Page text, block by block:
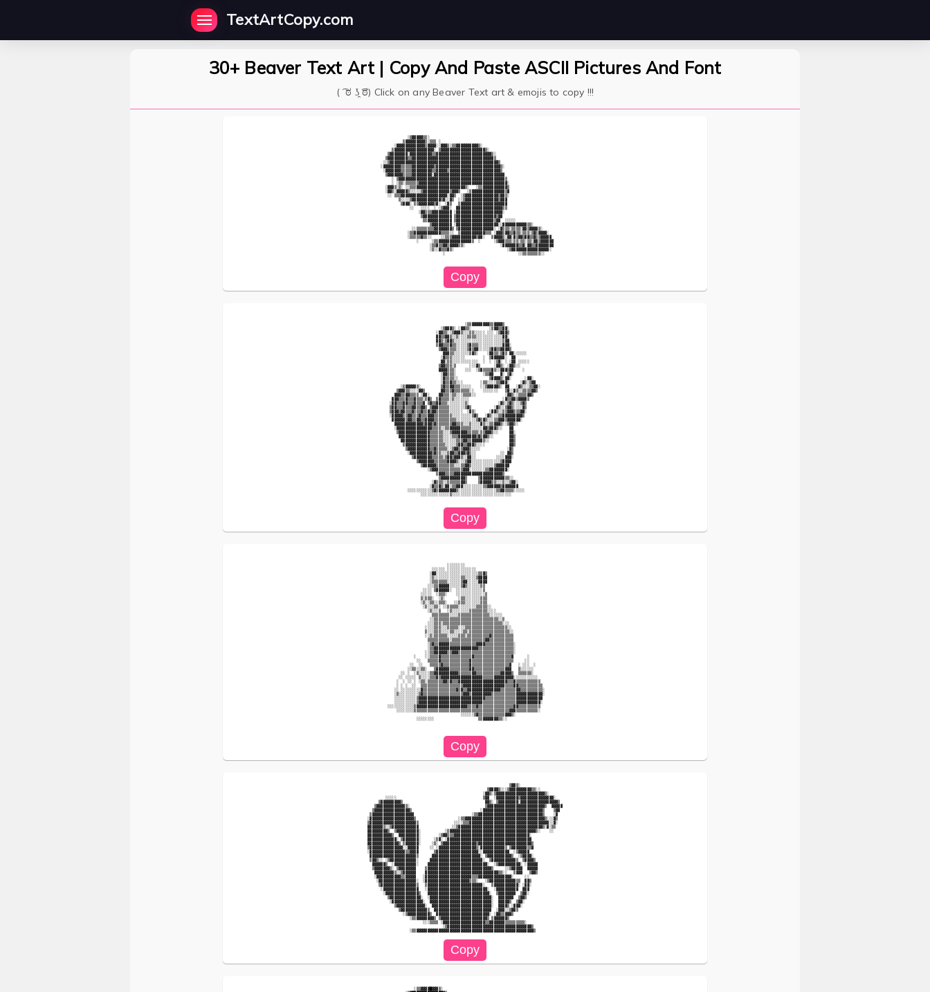
TextArtCopy.com
30+ Beaver Text Art | Copy And Paste ASCII Pictures And Font
( ͡ ಠ ʖ̯ ͡ಠ) Click on any Beaver Text art & emojis to copy !!!
                  ░▒▓▓▓▓▓▒▒░
                ▒▓▓▓▓▓▓▓▓▓▒░▒▒▒ ░
            ░▓▓▓▓▓▓▓▓▓▓▓▓▓▒▓▓▓▓░░▓▓▓▒░▒▒▓▓▓▓▓▓▓▓▓▓▒░
           ▒▓▓▓▓▓▓▓▓▓▓▓▓▓▓▓▓▓▓░ ▒▓▓▓▓▓▓▓▓▓▓▓▓▓▓▓▓▓▓▓▓▒░
         ▒▓▓▓▓▓▓▓▓░▓▓▓▓▓▓▓▓▓▓▒▒▓▓▓▓▓▓▓▓▓▓▓▓▓▓▓▓▓▓▓▓▓▓▓▓▓▒░
        ▒▓▓▓▓▓▓▓▓▓▒▒▓▓▓▓▓▓▓▓▓▓▓▓▓▓▓▓▓▓▓▓▓▓▓▓▓▓▓▓▓▓▓▓▓▓▓▓▓▒
       ░░▒▓▓▓▓▓▓▓▓▓▓▓▓▓▓▓▓▓▓▓▓▓▓▓▓▓▓▓▓▓▓▓▓▓▓▓▓▓▓▓▓▓▓▓▓▓▓▓▓▓▒
      ░▓▓▓▓▓▓▓▓▒▒▒▒▒▓▓▓▓▓▓▓▓▓▓▒▓▓▓▓▓▓▓▓▓▓▓▓▓▓▓▓▓▓▓▓▓▓▓▓▓▓▓▓▓▒░
       ░▓▓▓▓▓▓▓▒▒▒▒▒▓▓▓▓▓▓▓▓▓▒▒▓▓▓▓▓▒▓▓▓▓▓▓▓▓▓▓▓▓▓▓▓▓▓▓▓▓▓▓▓▒
        ▒▓▓▓▓▓▓▓▒▒▒▒▓▓▓▓▓▓▓▓▓░▓▓▓▓▓▓▓▓▓▓▓▓▓▓▓▓▓▓▓▓▓▓▓▓▓▓▓▓▓▓▓▓
           ░ ▒▓▓▓▓▓▓▓▓▓▓▓▓▓▓▓▓▓▓▓▓▓▓▓▓▓▓▓▓▓▓▓▓▓▓▓▓▓▓▓▓▓▓▓▓▓▓▓▓▒
           ░ ░▒▒░▒▒▒▒▒▒▓▓▓▓▓▓▓▓▓▓▓▓▓▓▓▓▓▓▓▓▓▓▓▓▓▓▓▓▓▓▓▓▓▓▓▓▓▓▓▓░
        ░▓▓▓▒░▒░ ░░▒▒▒▓▓▓▓▓▓▓▓▓▓▓▓▓▓▓▓▓▓▓▓▓▓▒░   ░▒▒▓▓▓▓▓▓▓▓▓▓▓▒
        ░▓▓▒░▓▓▓▓▓▒░░░░░▒▓▓▓▓▓▓▓▓▓▓▓▓▒▓▓▓▒   ░▒▓▓▓▓▓▓▓▓▓▓▓▓▓▓▓▒▓
         ░░ ▒▒▒▓▓▓▓▓▓▓▓▓▓▓▓▓▓▓▓▓▓▓▓▓░▓▓▒  ░▒▓▓▓▓▓▓▓▓▓▓▓▓▓▓▓▒▓▓▒░
              ▒░░░░▒▓▓▓▓▓▓▓▓▓▓▓▓▓▒▓░░▓▒  ░░▒▓▓▓▓▓▓▓▓▓▓▓▓▓▓▓▒▓▓▓
               ▒▓▓▓░ ▒▒▓▓▓▓▓▓▓▒▓░  ░▓▒   ▒▓▓▓▓▓▓▓▓▓▓▓▓▓▓▓▓▓▓▓▓▓
                   ░░   ░░░░  ░ ░▒▓▓▓░  ▓▓▓▓▓▓▓▓▓▓▓▓▓▓▓▓▓▓▓▓▓▒▒
                       ░▓▓▒▒▒▓▓▓▓▓▓▓▓▓ ░▓▓▓▓▓▓▓▓▓▓▓▓▓▓▓▓▓▓▓▓▓░
                        ▒▓▓▓▓▓▓▓▓▓▓▓▓▓ ▒▓▓▓▓▓▓▓▓▓▓▓▓▓▓▓▓▓▓▒▓▓
                         ▒▒▓▓▓▓▓▓▓▓▓▓▓ ▒▓▓▓▓▓▓▓▓▓▓▓▓▓▓▓▓▓▒▓▓  ░░░░░
                            ▒▓▓▓▓▓▓▓▓▓ ░▓▓▓▓▓▓▓▓▓▓▓▓▓▓▓▓▓▓▓░░▓▓▓▓▓▓▓▓▓▓▓▒▒░
                    ░░▒▒▒▒▒▒▒▒▓▓▓▓▓▓▓▓▒ ▒▓▓▓▓▓▓▓▓▓▓▓▓▓▓▓▓░ ░▓▒▒▒░▒▒▒▒░▓▓▒▓▓▓▓▒░
                  ░▒▒▓▓▓▓▓▓▓▓▓▓▓▓▒▒▒▒░░  ▒▓▓▓▓▓▓▓▓▓▓▓▒▒▒ ░▓▓▓▒▓▓▒▒▓▒▒░▒▒▒░▒▓▒▓▓▓▓░
                  ░▒▒▒▒▒▓▒▒░░    ░░▒▒▒▓▓▓▓▓▓▓▓▓▓▓▒▓▓░   ▒▓▓▓▓▒░▓▓░▓▒▓▓▒▓▓▒▒▓▒▒▓▓▓▓▓
                      ░      ░▒▒▓▓▓▓▓▓▓▓▓▓▓▓▓▓▓▒  ░      ░▒▓▓▓▒▒▒░▒▒░▒▒░▒▒░▓▓▒▓▓▓▓▓▓
                            ░▒▒▓▒▒▓▓▒▓▓▓▓▒▒░                ░▓▓▓▓▓▓▓▒▒▓░▓▓▒▒▓▓▓▓▓▓▓▓
                            ░▒░░▓▒▒▒▓▒░                        ░▒▓▓▓▓▓▓▓▓▓▓▓▓▓▓▓▓▓░
                                  ░                                 ░░▒▒▒▒▒▒▒▒░░
                                            ░▒▒▓▓▓▓▓▓▓▓▒▒▓▓▓▓▒
                                 ░▒▓▓▓▒░ ░▓▓▒▒░        ░▒▓▓▒▒▓▓░
                               ░▓▓▒▒░░▒▓▓▓▒░░░▒▒░░░░░ ░░░ ░▒▓▓▓▒
                               ▓▓▒▒▓▓▒░░▒░░░░▒▒▒▒░░░░░░░░░░░░▓▓░
                               ▓▓▒░▒▓▓▒░░░░░░░░░░░░░░░░░░░░░░▒▓▓
                               ▒▓▓▒▒▒▓▒▒░░░░░▒▓▒▒▒░░░░░░░░░░░▓▓▓░
                                ▒▓▓▓▒▒▒▒░░░░░▒▓▒▓▓░░░░░▒▓▓▒▒▓▓▓▓▒
                                  ▓▓▓▒▒░░░░░░░▒▓▒░    ░▓▓▒▒░▒▓▒ ▓▓░░░░░░
                                 ░▓▒▒▒░░░░░░        ░  ▒▓▓▓▓▓▓░  ▓▓
                                 ▓▓░▒▒░░░░░░░░░░░░  ░  ░ ░▒▓░ ░ ░▓▓ ░░░░░
                                ▒▓▓▒▒▒░▒      ░░░▓▒      ░▓▓▒░ ░▓▓▒░░
                                ▓▓▓▓▒▒▒░    ░░░  ░▒▓▒▒▒▒▓▒░░▓▓▓▒▓▓    ░
                                 ░▓▓▒▒▒░            ░▒▒▓▓   ▓░ ▒▓░
                                 ░▓▒▒▒▒░░              ▒▓▓▓▓▒░▓▓░      ░▓▓░
                                 ░▓▒▒▓▒▒░░░        ░▒▒░░░░▒▒▓▓▓░     ░▓▒░▒▓▓
               ░▒▓▓▓▓▓▒░         ▒▓▒▒▓▓▒▒▒░░░░░    ░░▒▓▓▓▓▓▒░ ▓▓   ░▓▒░░░▒▒▓▓░
             ▒▓▓▓▒▒░░░░▓▓▒       ▓▓▒▒▒▓▒▒▒▒▒▒▒░░    ░░░░░░░   ▒▓░░▓▒░░▒▒▒▒▓▓▒
            ▓▓▓▒▒▓▓▒▒▒▒ ░▓▓░    ▓▓▒▒▒░▒▒░░░▒▒▒▒░░             ░▓▓▒░░▒▒▒▒▓▓▒
           ▓▓▓▒▒▒▓▒▒▒▓▒▒▒░▒▓▒  ▒▓▒▒▒▒░▒░░░░░░░               ░▓▒▒▓▓▒▓▓▓▓▒
          ░▓▓▒▒▒▓▓▒▒▒▓▒▒▒▓ ▒▓▒▒▓▓▒▒▒░░░░░░░░▒░             ░▓▒░▒▓▒░░░▒▓▒
          ▒▓▓▒▒▒▓▒▒▒▓▓▒▒▓▓▒ ▒▓▓▓▒▒▒▒▒░░░░░░░▒▓▒          ░▓▒░░▒▓▓▒░░░░▓▒
          ▒▓▓▓▒▓▓▒▒▒▓▒▒▒▓▒▒▓▒▓▓▒▒▒▒▒▒░░░░░░  ░▓▒░      ░▓▓▒░░▒▒▓▓▓▒▒▒▓▓░
          ░▓▓▓▓▓▒▒▓▓▒▒▒▓▒▒▒▓▓▓▒▒▒▒▒▒▒▒░░░░░░░░░▒▓▒   ░▓▒░░░▒▒▓▓▓▓▓▓▓▓▓▒
           ▓▓▓▓▓▓▒▓▓▒▒▓▓▒▒▓▓▓▓▒▒▒▒▒▒▒▒▒▒░░░░░░░░░▒▓▒▓▒░░░▒▒▓▓▓▒▓▓▓▓▓▓░
            ▓▓▓▓▓▓▓▓▓▓▓▓▓▒▓▓▓▒▓▒▒▒▒▒▒▒▓▓▒▒▒░░░▒░░░░▓▒░░▒▒▓▓▓▒░░▒▓▓▒░
            ░▓▓▓▓▓▓▓▓▓▓▓▓▓▓▓▓▒▒▒▒░░▒▒▓▓▓▓▓▒▒▒▒▒░░░░░▓▓▒▓▓▓▒░░   ▓▓
             ▒▓▓▓▓▓▓▓▓▓▓▓▓▓▓▒▒▒▒▒▒░░░▒▓▓▓▓▓▓▓▒▒▒▒▒░▒▒▓▓▓▒░░     ▓▓░
              ▓▓▓▓▓▓▓▓▓▓▓▓▓▓▒▒▒▒▒▒░░░░▒▒▒▓▓▓▓▓▓▓▓▒▓▒▓▓▒░░       ▓▓▒
               ▓▓▓▓▓▓▓▓▓▓▓▓▓▒▒▒▒▒▒░░░░░░▒▒▒▓▓▒▒▓▓▓▓▓▒░░         ▓▓▒
                ▒▓▓▓▓▓▓▓▓▓▓▓▒▒▒▒▒▒▒░░░░░▒▓▓▒▒▓▓▓▒░░░░           ▓▓▒
                 ▒▓▓▓▓▓▓▓▓▓▓▒▒▓▒▒▒▒▒░░▒▓▓▒▒▓▓▓▒░░░░            ░▓▒
                  ░▓▓▓▓▓▓▓▓▓▓▒▓▒▒░░░▒▓▓▒▒▓▓▓▒▓▒░░           ░░ ▓▓▒
                    ▒▓▓▓▓▓▓▓▓▒▒▒▒▒░▒▓▓▒▓▓▓▒░░▓▓░░         ░░░░▓▓▓░
                      ▒▓▓▓▓▓▓▓▒▒▒▒▒▒▓▓▓▓▒░░░▒▓▓░░░░░░░░░░░░░▒▓▓▓▓
                        ▒▓▓▓▓▓▓▒▒▒▒▒▒▒▒░░░▒▒▓▓▒░░░░░░░░░░▒▓▓▓▓▓▓
                           ░▒▓▓▓▒▒▒▒▒▒▒▒▒▒▒▓▓▓░░░░░░░▒▒▓▓▓▓▓▓▓▓░
                               ▒▓▓▓▒▒▒▒▓▓▓▓▓▓▓▓▓▓▓▓▓▓▓▓▓▓▓▓▓▓▒
                                ▒▓▓▓▓▓▓▓▓▓▓▓▒     ▒▓▓▓▓▓▓▓▓▓▓▓▒▒░░
                             ░▓▒▒▒░░▒▒▒▒▒▒▓▓▒     ▒▓▓▓▓▓▒▒░░░▒░░▒▓▓░
                            ░▓▒▒▓▒░▓▓░▒▒▓▓▓░░░░░░░░░▒▒▓▓▓▓▓▓▒▓▓▓▓▓▓▓
                  ░░░░░░░░░░░▒▓▒▓▓▓▓▓▓▓▓▒░░░░░░░░░░░░░░░░░▒▒▓▓▒▒▒▒░░░░░
                        ░░░░░░░░░░░░░▒░░░░░░░░░░░░░░░░░░░░░░░░░░░
                                    ░░░░░░░░
                             ░░░░░░ ░░░░░░░░░░░░░
                            ░▓▓░░░░░░░░░░░░░░░░░░░▒▒▓▒
                            ░▒░░░░░░░░░░░░▒▒░░░░░▒▓▓▓▓
                            ░▒▒▒▒▒▒▒░░░░░░▒▓▓░░░░░▓▓▓▓
                           ░░░▒▒▓▓▓▓▓░░░░░▒▓▒░░░░░░▒▒
                         ░░░░ ▒▓▓▓▓▓▓░  ░░░░░░░░░░░░▒
                        ░░░░░  ░▒▒▒░    ░░░░░░░░░░░░░▒
                        ▒░▒▒▒░  ░▒░      ░▒▒░░░░░░░▒▒▒
                        ░▒░░▒▒░░▒▒▒░   ░░▒▒▒░░░░░░░▒▒▒
                         ░▒░░░▒▒░ ░░▒▒▒▒▒░░░░░░░░▒▒▒▒▒░░
                           ░▒░░░▒   ░▒░░░░░░░░▒▒▒▒▒▒▒▒░░░░
                             ▒▒▒▒▒▒▒▒░░░░▒▒▒▒▒▒▒▒▒▒▒▒▒▒░░░░░░
                            ░░▒▒▒▒▒▒▒▒▒▒▒▒▒▒▒▒▒▒▒▒▒▒▒▒▒▒▒▒▒░░▒
                           ░░░▒▒▒░▒▒▒▒▒▒▒▒▒▒▒▒▒▒▒▒▒▒▒▒▒▒▒▒▒▒▒░░░
                          ░░░░▒▒▒░░░▒▒▒▒▒░░░▒▒▒▒▒▒▒▒▒▒▒▒▒▒▒▒▒▒▒░░
                          ▒░░░▒▒▒░░░░▒▒░░░░▒▒░▒▒▒▒▒▒▒▒▒▒▒▒▒▒▒▒▒▒░░
                          ░░▒░▒▒▒▒▒▒░░░░░▒▒▒░▒▒▒▒▒▒▒▒▒▒▓▒▒▒▒▒▒▒▒▒▒
                           ▒▒▒▒▒▒▒▒▒▒░▒▒▒▒▒▒▒▒▒▒▒▒▒▒▒▓▓▒▒▒▒▒▒▒▒▒▒▒
                           ░▒▓▒▒▓▓▓▓▓▒▒▒▒▒▒▒▒▒▒▒▒▓▓▓▓▒▒▒▒▒▒▒▒▒▒▒▒▒░
                           ░▒▒▓▓▓▓▓▓▓▓▓▓▓▓▓▓▓▓▓▓▓▓▒▒▒▒▒▒▒▒▒▒▒▒▒▒▒▒░
                          ░░▒▒▓▓▓▓▓▓▒▒▓▓▓▒▒▒▒▒▒▒▒▒▒▒▒▒▒▒▒▒▒▒▒▒▒▒▒▒░
                     ░    ░░▒▒▒▒▓▒▒▒▒▒▒▒▒▒▒▒▒▒▒▓▒▒▒▒▒▒▒▒▒▒▒▒▒▒▒▒▒▓      ░
                      ░░   ▒▒▒▒▒▓▒▒▒▒▒▒▒▒▒▒▒▒▒▓▒▒▒▒▒▒▒▒▒▒▒▒▒▒▒▒▒▒▒     ░░
                   ░░  ░░   ▒▒▒▒▒▓▒▒▒▒▒▒▒▒▒▒▒▒▓▒▒▒▒▒▒▒▒▒▒▒▒▒▒▒▒▒▓   ░ ░░░  ░
                  ░░▒▒░░▒▒░   ▒▓▓▓▓▓▓▒▒▒▒▒▒▒▒▒▓▓▒▒▒▒▒▒▒▒▒▒▒▒▒▒▓▓▓   ▒░░░░░░
               ░░ ░  ░▒░░░░░▒▒▓▓▓▓▓▓▓▓▓▓▓▒▒▒▒▒▒▓▓▒▒▒▒▒▒▒▒▒▒▒▓▓▓▓▓▒  ▒▒▒▒▒▒░
              ░░ ░░░░░ ▒░░░░▒▒▒▓▒▓▓▓▓▓▓▓▓▓▓▓▓▓▓▓▓▓▓▓▒▒▒▒▒▓▓▓▓▓▓▓▓▓░░░░░░░░░░░
             ░  ░ ░░ ░ ░▒▒░▒▒▒▒▒▒▒▓▓▒▓▒▒▒▓▓▓▓▓▓▓▓▓▓▓▓▓▓▓▓▓▓▓▓▓▓▒▒▒▓▒▒▒▒▒▒▒▒▒▒▒
             ░ ░ ░  ░░  ▒▒▒▒▒▒▒▒▒▒▒▒▒▒▒▒▒▒▒▓▓▓▓▓▓▓▓▓▓▓▓▓▓▓▓▓▓▓▒▒▒▒▓▓▒▒▒▒▒▒▒▒▒▒▒
            ░░ ░░░░░░░░░▓▒▒▒▒▒▒▒▒▒▒▒▒▒▒▒▓▒▓▒▒▓▓▓▓▓▓▓▓▓▓▓▓▓▓▓▒▒▒▒▒▒▒▓▓▒▒▒▒▒▒▒▒▒▒░
            ░▒░░░░░░░░░▒▓▒▒▒▒▒▒▒▒▒▒▒▒▒▒▒▒▒▒▓▓▓▒▓▓▓▓▓▓▓▓▓▒▒▒▒▒▒▒▒▒▒▒▓▓▓▓▓▓▓▓▓▓▓▓░
            ░░░░░░░░░░▒▓▓▓▓▓▓▓▓▓▓▓▓▓▓▓▓▓▓▓▓▓▓▓▓▓▓▓▓▓▓▒▒▒▒▒▒▒▒▒▒▒▒▒▒▓▓▓▓▓▓▓▓▓▓▓▓
            ░░░░░░░░░░▒▓▓▓▓▓▓▓▓▓▓▓▓▓▓▓▓▓▓▓▓▓▓▓▓▓▓▓▓▓▒▒▒▒▒▒▒▒▒▒▒▒▒▒▒▓▓▓▓▓▓▓▓▓▓▓░
         ░░░░░░░░░░░░▒▓▓▓▓▓▓▓▓▓▓▓▓▓▓▓▓▓▓▓▓▓▓▓▒▒▒▒▓▒▒▒▒▒▒▒▒▒▒▒▒▒▒▒▒▓▓▒▒▒▒▒▒▒▒▒▒
             ░░░░░░░░▒▒▒▒▒▒▒▒▒▒▒▒▒▒▒▒▒▒▒▒▒▒▒▒▒▒▒▒▒▒▒▒▒▒▒▒▒▒▒▒▒▒▒▓▓▓▒▒▒▒▒▒▒▒▒▒░
                                          ░░░░░░▒▓▒▒▒▒▒▒▒▒▒▒▒▒▓▓▓▒░
                      ░░░░░░░░                    ▒▒▓▓▓▓▓▓▓▒▒░░
                                                                ▒▓▓▒░
                                                      ▒▓▓▓▓▒░░░▒▓▓▓▓▓▓▓▓▓▓▒▒░░
                                                    ░▓▓▒░▒▓▓▓▓▓▓▓▓▓▓▓▓▓▓▓▓▓▓▓▓▓▓▒░
        ░░░░░                                       ▒▓▓  ░▓▓▓▓▓▓▓▓▓▓▒▓▓▓▓▓▓▓▓▓▓▓▓▓▓▓░
     ▒▓▓▓▓▓▓▓▓▓▒                                     ▓▓▒░ ▒▓▓▓▓▓▓▓▓▓░▓▓▓▓▓▓▓▓▓▓▓▓▓▓▓▓▓▒
   ▒▓▓▓▓▓▓▓▓▓▓▓▓▓▒░                                  ▒▓▓▓▓▓▓▓▓▓▓▓▓▓▓▓▓▓▓▓▓▓▓▓▓▓▓▒  ▓▓▓▓▓
  ▒▓▓▓▓▓▓▓▓▓▓▓▓▓▓▓▓▒                               ░▓▓▓▓▓▓▓▓▓▓▓▓▓▓▓▓▓▓▓▓▓▓▓▓▓▓▓▒    ▒▓▓
▒▓▓▓▓▓▓▓▓▓▓▓▓▓▓▓▓▓▓▓                          ░▒▒▓▓▓▓▓▓▓▓▓▓▓▓▓▓▓▓▓▓▓▓▓▓▓▓▓▓▓▓▓▒    ░▓
░▓▓▓▓▓▓▓▓▓▓▓▓▓▓▓▓▓▓▓▓▒                   ░▒▒▓▓▓▓▓▓▓▓▓▓▓▓▓▓▓▓▓▓▓▓▓▓▓▓▓▓▓▓▓▓▓▓▓▓▓▓▒░░░▓▒
▒▓▓▓▓▓▓▓▓▓▓▓▓▓▓▓▓▓▓▓▓▓▒                ░░░░▒▒▒▓▓▓▓▓▓▓▓▓▓▓▓▓▓▓▓▓▓▓▓▓▓▓▓▓▓▓▓▓▓▓▓▓▓▓▓░░▓░
▓▓▓▓▓▓▓▒░░▒▓▓▓▓▓▓▓▓▓▓▓▓               ░░▒▓▓▓▓▓▓▓▓▓▓▓▓▓▓▓▓▓▓▓▓▓▓▓▓▓▓▓▓▓▓▓▓▓▓▓▓▓▓▒░▓░▒▒
▓▓▓▓▓▓▓▓▓▒  ▒▓▓▓▓▓▓▓▓▓▓░           ░▒▓▓▓▓▓▓▓▓▓▓▓▓▓▓▓▓▓▓▓▓▓▓▓▓▓▓▓▓▓▓▓▓▓▓▓▓▓▓▓▒░    ░░
▓▓▓▓▓▓▓▓▓▓▓▒  ▓▓▓▓▓▓▓▓▓░        ░▒▓▓▒▒▒▓▓▓▓▓▓▓▓▓▓▓▓▓▓▓▓▓▓▓▓▓▓▓▓▓▓▓▓▓▓▓▓▓▓░
▓▓▓▓▓▓▓▓▓▓▓▓▓░ ▒▓▓▓▓▓▓▓░      ░▒▓░ ░▓▓▓▓▓▓▓▓▓▓▓▓▓▓▓▓▓▓▓▓▓▓▓▓▓▓▓▓▓▓▓▓▓▓▓▓▓▓
▓▓▓▓▓▓▓▓▓▓▓▓▓▓▒ ▒▓▓▓▓▓▓░     ░▒░ ▒▓▓▓▓▓▓▓▓▓▓▓▓▓▓▓▒▓▓▓▓▓▓▓▓▓▓▓▓▓▓▓▓▓▓▓▓▓▓▓▓▒
▒▓▓▓▓▓▓▓▓▓▓▓▓▓▓▓░░▓▓▓▓▓     ░░ ░▓▓▓▓▓▓▓▓▓▓▓▓▓▓▓▓▓▒░▓▓▓▓▓▓▓▓▓▓▓▒ ▒▓▓▓▓▓▓▓▒▒▓
░▓▓▓▓▓▓▓▓▓▓▓▓▓▓▓▓▒▒▓▓▓▓       ▒▓▓▓▓▓▓▓▓▓▓▓▓▓▓▓▓▓▓▓░░▓▓▓▓▓▓▓▓▓▓▓▓  ░▒▓▓▓▓▓
▓▓▓▓▓▓▓▓▓▓▓▓▓▓▓▓▓▓▓▓▓▒      ▓▓▓▓▓▓▓▓▓▓▓▓▓▓▓▓▓▓▓▓▓▓░ ▒▓▓▓▓▓▓▓▓▓▓▓▒  ░▒▓▓▓▓░
▒▓▓▒░░ ░▒▓▓▓▓▓▓▓▓▓▓▓▓░     ▓▓▓▓▓▓▓▓▓▓▓▓▓▓▓▓▓▓▓▓▓▓▓▓░  ▒▓▓▓▓▓▓▓▓▓▓▓▒  ▒▓▓▓▓▒
  ▓▓▓▓▓▓▒  ░▓▓▓▓▓▓▓▓▓▓░    ▓▓▓▓▓▓▓▓▓▓▓▓▓▓▓▓▓▓▓▓▓▓▓▓▓▓▓░  ░▒▓▓▓▓▓▓▓▓▓▓░ ░▓▓▓▓▓
  ▒▓▓▓▓▓▓▓▒░ ▒▓▓▓▓▓▓▓▓    ▒▓▓▓▓▓▓▓▓▓▓▓▓▓▓▓▓▓▓▓▓▓▓▓▓▓▓▓▓▓▒     ░░▒▓▓▓▓▓  ▓▓▓▓▓
   ▓▓▓▓▓▓▓▓▓▒░░▒▓▓▓▓▓▓    ▓▓▓▓▓▓▓▓▓▓▓▓▓▓▓▓▓▓▓▓▓▓▓▓▓▓▓▓▓▓▓▓▓▒▒░░   ▒▓▓▓   ▒▓▓▒
   ░▓▓▓▓▓▓▓▓▓▓▓▒▒▓▓▓▓▓   ░▓▓▓▓▓▓▓▓▓▓▓▓▓▓▓▓▓▓▓▓▓▒▒▒▓▓▓▓▓▓▓▓▓▓▓▓▓▓▓░     ░░
    ░▓▓▓▓▓▓▓▓▓▓▓▓▓▓▓▓▓░  ░▓▓▓▓▓▓▓▓▓▓▓▓▓▓▓▓▓▓▓▓▒▒▒░   ░▒▓▓▓▓▓▓▓▓▓▓▓▓▒▒  ▓▓▒
     ▒▓▓▓▓▓▓▓▓▓▓▓▓▓▓▓▓▒   ▒▓▓▓▓▓▓▓▓▓▓▓▓▓▓▓▓▓▓▓▓▓▓▓▓▓░   ▒▓▓▓▓▓▓▓▓▓▓▓░ ░▓▓░
      ░▓▓▓▓▓▓▓▓▓▓▓▓▓▓▓▓   ░▓▓▓▓▓▓▓▓▓▓▓▓▓▓▓▓▓▓▓▓▓▓▓▓▓▓▓░  ░▓▓▓▓▓▓▓▓▓▓  ▓▓▓
       ░▓▓▓▓▓▓▓▓▓▓▓▓▓▓▓▒   ▓▓▓▓▓▓▓▓▓▓▓▓▓▓▓▓▓▓▓▓▓▓▓▓▓▓▓▓░  ▒▓▓▓▓▓▓▓▓  ▒▓▓░
         ▒▓▓▓▓▓▓▓▓▓▓▓▓▓▓░  ░▓▓▓▓▓▓▓▓▓▓▓▓▓▓▓▓▓▓▓▓▓▓▓▓▓▓▓▓░  ▓▓▓▓▓▓▓  ▒▓▓▒
          ░▓▓▓▓▓▓▓▓▓▓▓▓▓▓░  ▓▓▓▓▓▓▓▓▓▓▓▓▓▓▓▓▓▓▓▓▓▓▓▓▓▓▓▓░  ▓▓▓▓▓▒  ▒▓▓░
            ▒▓▓▓▓▓▓▓▓▓▓▓▓▓░  ▓▓▓▓▓▓▓▓▓▓▓▓▓▓▓▓▓▓▓▓▓▓▓▓▓▓▓░  ▓▓▓▓▒ ░▓▓▓░
              ▒▓▓▓▓▓▓▓▓▓▓▓▓▒  ▓▓▓▓▓▓▓▓▓▓▓▓▓▓▓▓▓▓▓▓▓▓▓▓▓▓  ░▓▓▓░░▒▓▓▒
                ░▒▓▓▓▓▓▓▓▓▓▓▒  ▓▓▓▓▓▓▓▓▓▓▓▓▓▓▓▓▓▓▓▓▓▓▓▓░ ░▓▓▒▒▓▓▓▒
                   ░▒▒▓▓▓▓▓▓▓▓▒ ▒▓▓▓▓▓▓▓▓▓▓▓▓▓▓▓▓▓▓▓▓▓▒ ▒▓▓▓▓▓▓▒
                         ░░░▒▒▒▒ ░▓▓▓▓▓▓▓▓▓▓▓▓▓▓▓▓▓▓▓▒▒▓▓▓▓▓▓▓▒▒▒▒▒▒▒▒▒░
                                  ░▒▓▓▓▓▓▓▓▓▓▓▓▓▓▓▓▓▓▓▓▓▓▓▓▓▓▓▓▓▓▓▓▓▓▓▓▓▓▓▒
                     ░▒▒▓▓▓▓█▓▓▓▒░